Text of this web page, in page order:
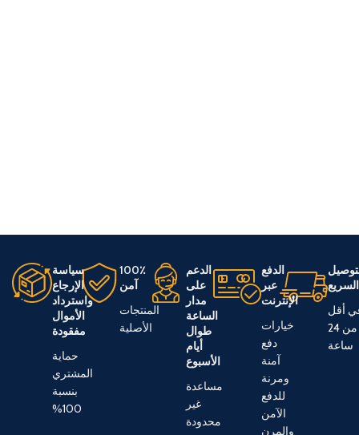
السريع
أقل
من 24
ساعة
الدفع
عبر
الإنترنت
خيارات
دفع
آمنة
ومرنة
للدفع
الآمن
والمرن
الدعم
على
مدار
الساعة
طوال
أيام
الأسبوع
مساعدة
غير
محدودة
100٪
آمن
المنتجات
الأصلية
سياسة
الإرجاع
واسترداد
الأموال
مفقودة
حماية
المشتري
بنسبة
100%